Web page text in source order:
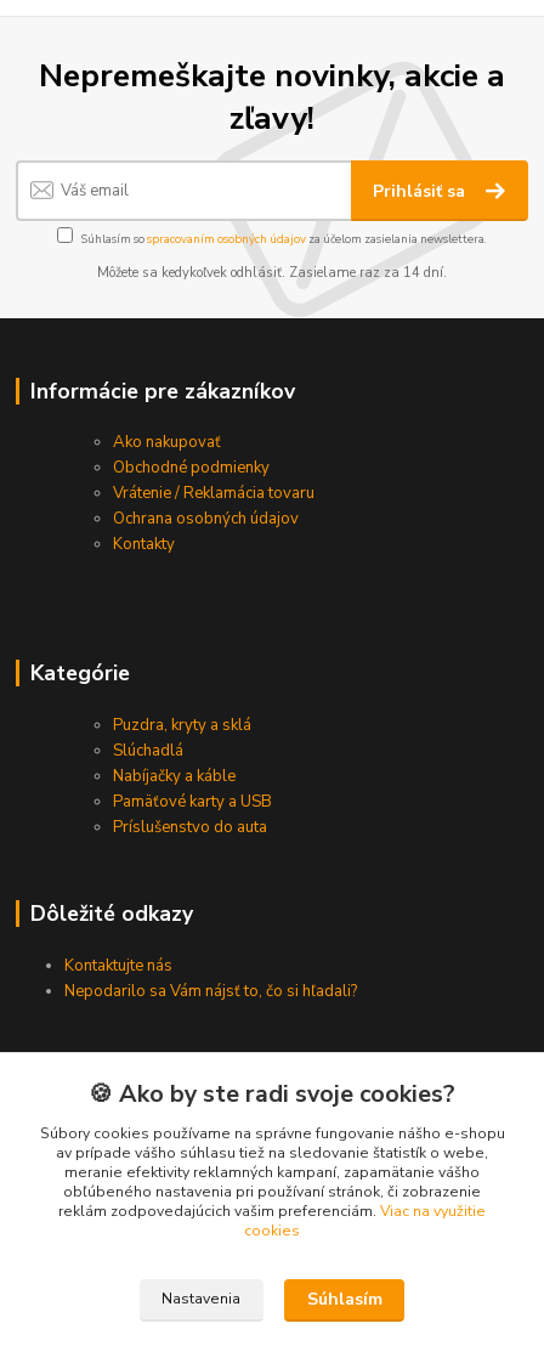
Nepremeškajte novinky, akcie a
zľavy!
Prihlásiť sa
Súhlasím sospracovaním osobných údajov za účelom zasielania newslettera.
Môžete sa kedykoľvek odhlásiť. Zasielame raz za 14 dní.
Informácie pre zákazníkov
Ako nakupovať
Obchodné podmienky
Vrátenie / Reklamácia tovaru
Ochrana osobných údajov
Kontakty
Kategórie
Puzdra, kryty a sklá
Slúchadlá
Nabíjačky a káble
Pamäťové karty a USB
Príslušenstvo do auta
Dôležité odkazy
Kontaktujte nás
Nepodarilo sa Vám nájsť to, čo si hľadali?
Kontakty
Zákaznícka podpora SMARTINO.sk
(Po-Pia, 8-16 hod.)
info@smartino.sk
🍪 Ako by ste radi svoje cookies?
Súbory cookies používame na správne fungovanie nášho e-shopu
av prípade vášho súhlasu tiež na sledovanie štatistík o webe,
meranie efektivity reklamných kampaní, zapamätanie vášho
obľúbeného nastavenia pri používaní stránok, či zobrazenie
reklám zodpovedajúcich vašim preferenciám. Viac na využitie
cookies
Nastavenia Súhlasím